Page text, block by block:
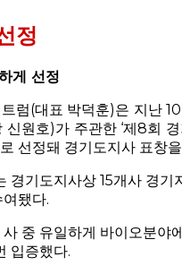
정
게 선정
럼(대표 박덕훈)은 지난
원호)가 주관한 ‘제8회
선정돼 경기도지사 표창
경기도지사상 15개사 경기
됐다.
중 유일하게 바이오분야
입증했다.